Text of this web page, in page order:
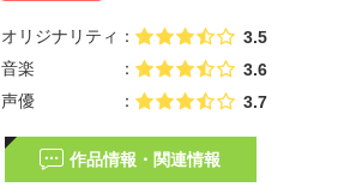
オリジナリティ
3.5
音楽
3.6
声優 3.7
作品情報・関連情報